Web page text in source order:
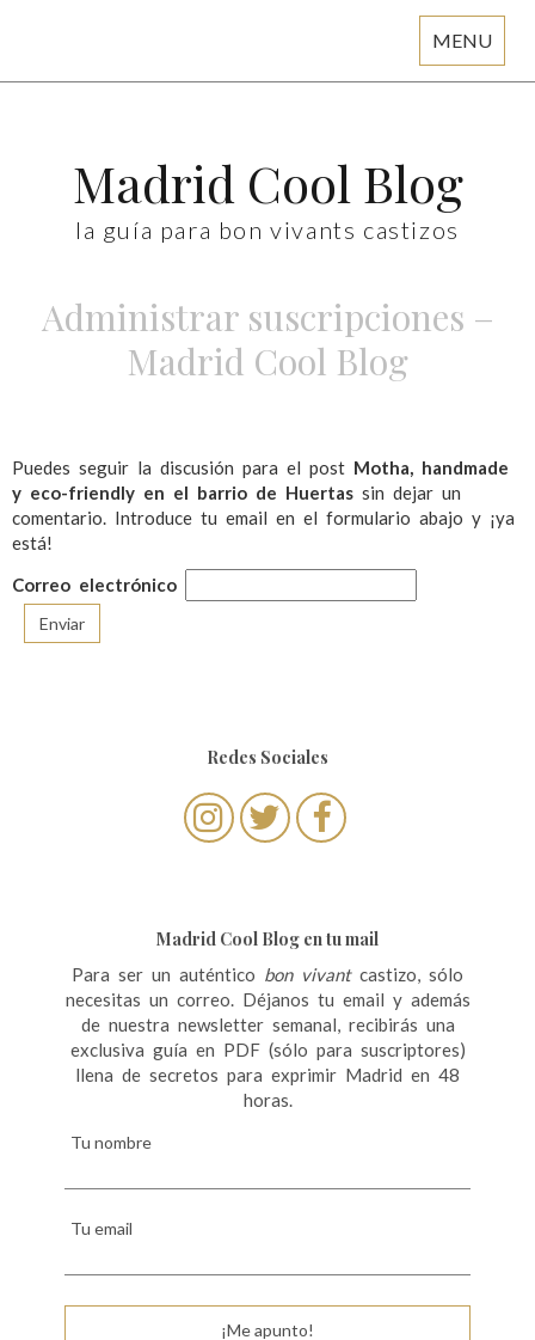
MENU
Madrid Cool Blog
la guía para bon vivants castizos
Administrar suscripciones –
Madrid Cool Blog
Puedes seguir la discusión para el post Motha, handmade
y eco-friendly en el barrio de Huertas sin dejar un
comentario. Introduce tu email en el formulario abajo y ¡ya
está!
Correo electrónico
Redes Sociales
Madrid Cool Blog en tu mail
Para ser un auténtico bon vivantcastizo, sólo
necesitas un correo. Déjanos tu email y además
de nuestra newsletter semanal, recibirás una
exclusiva guía en PDF (sólo para suscriptores)
llena de secretos para exprimir Madrid en 48
horas.
Tu nombre
Tu email
¡Me apunto!